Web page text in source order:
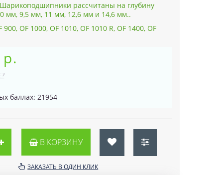
рассчитаны на глубину
мм, 9,5 мм, 11 мм, 12,6 мм и 14,6 мм..
OF 1000, OF 1010, OF 1010 R, OF 1400, OF
баллах: 21954
В КОРЗИНУ
ЗАКАЗАТЬ В ОДИН КЛИК